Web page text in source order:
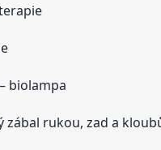
biolampa
zábal rukou, zad a